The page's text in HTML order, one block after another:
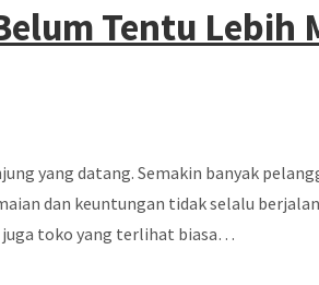
Tentu Lebih
yang datang. Semakin banyak
dan keuntungan tidak selalu
juga toko yang terlihat biasa…